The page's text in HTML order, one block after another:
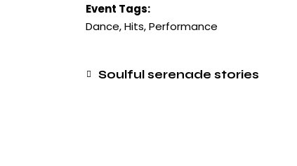
Event Tags:
Dance,Hits,Performance
Soulful serenade stories